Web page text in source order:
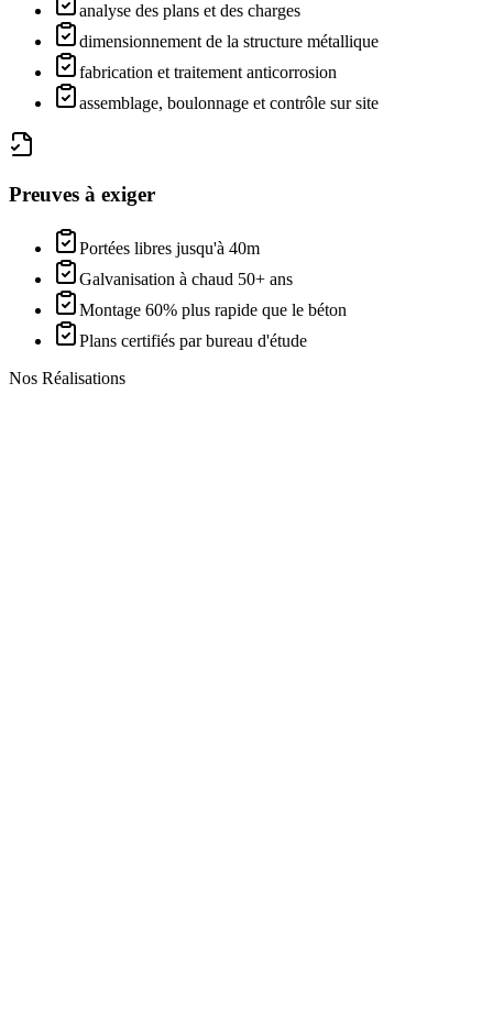
analyse des plans et des charges
dimensionnement de la structure métallique
fabrication et traitement anticorrosion
assemblage, boulonnage et contrôle sur site
Preuves à exiger
Portées libres jusqu'à 40m
Galvanisation à chaud 50+ ans
Montage 60% plus rapide que le béton
Plans certifiés par bureau d'étude
Nos Réalisations